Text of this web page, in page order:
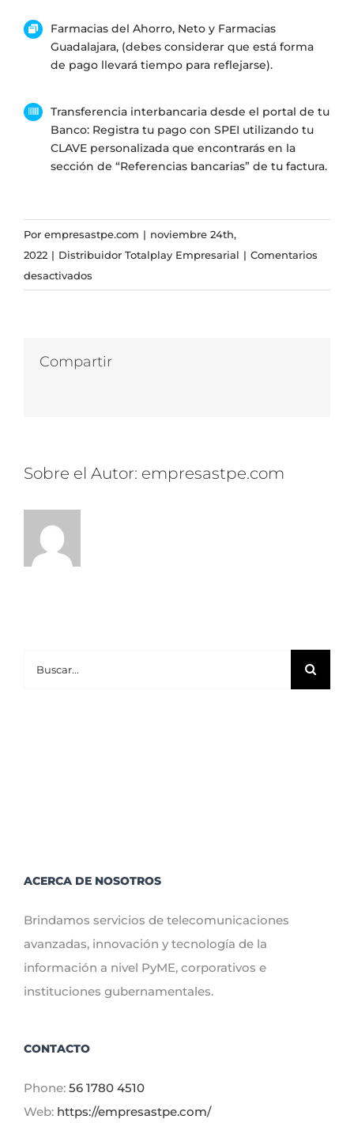
Farmacias del Ahorro, Neto y Farmacias
Guadalajara, (debes considerar que está forma
de pago llevará tiempo para reflejarse).
Transferencia interbancaria desde el portal de tu
Banco: Registra tu pago con SPEI utilizando tu
CLAVE personalizada que encontrarás en la
sección de “Referencias bancarias” de tu factura.
Por empresastpe.com | noviembre 24th,
2022 | Distribuidor Totalplay Empresarial | Comentarios
desactivados
Totalplay
Compartir
Sobre el Autor: empresastpe.com
ACERCA DE NOSOTROS
Brindamos servicios de telecomunicaciones
avanzadas, innovación y tecnología de la
información a nivel PyME, corporativos e
instituciones gubernamentales.
CONTACTO
Phone: 56 1780 4510
Web: https://empresastpe.com/